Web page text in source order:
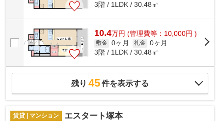
3階 / 1LDK / 30.48㎡
10.4万円 (管理費等：10,000円 )
敷金 0ヶ月 礼金 0ヶ月
3階 / 1LDK / 30.48㎡
残り 45件を表示する
賃貸 | マンション エスタート塚本